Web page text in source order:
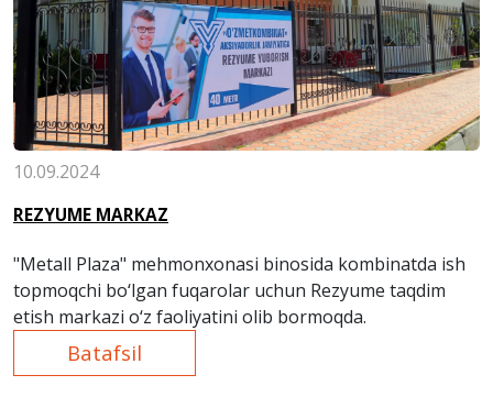
10.09.2024
REZYUME MARKAZ
"Metall Plaza" mehmonxonasi binosida kombinatda ish
topmoqchi bo‘lgan fuqarolar uchun Rezyume taqdim
etish markazi o‘z faoliyatini olib bormoqda.
Batafsil